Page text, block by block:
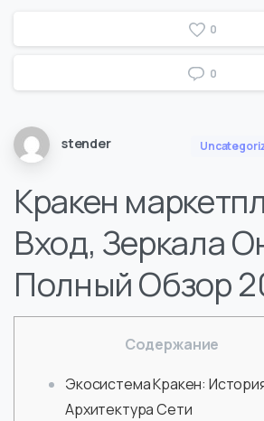
0
0
stender
Кракен
Вход, Зеркала
Полный Обзор
Содержание
Экосистема Кракен:
Архитектура Сети